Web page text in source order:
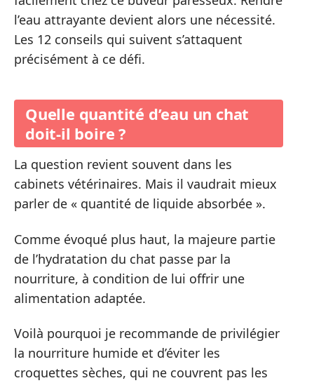
l’eau attrayante devient alors une nécessité.
Les 12 conseils qui suivent s’attaquent
précisément à ce défi.
Quelle quantité d’eau un chat
doit-il boire ?
La question revient souvent dans les
cabinets vétérinaires. Mais il vaudrait mieux
parler de « quantité de liquide absorbée ».
Comme évoqué plus haut, la majeure partie
de l’hydratation du chat passe par la
nourriture, à condition de lui offrir une
alimentation adaptée.
Voilà pourquoi je recommande de privilégier
la nourriture humide et d’éviter les
croquettes sèches, qui ne couvrent pas les